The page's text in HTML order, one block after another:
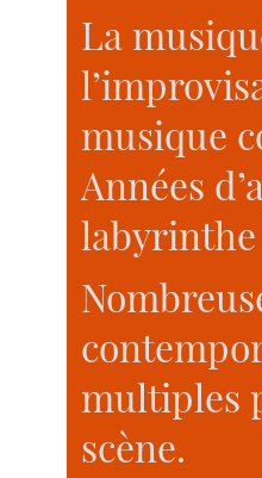
La
musique
Années
labyrinthe
multiples
scène.